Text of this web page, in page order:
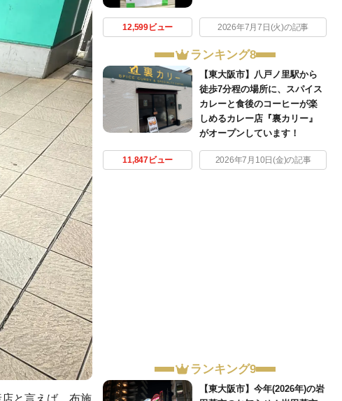
と言えば、布施
12,599ビュー 2026年7月7日(火)の記事
ランキング8
【東大阪市】八戸ノ里駅から
徒歩7分程の場所に、スパイス
カレーと食後のコーヒーが楽
しめるカレー店『裏カリー』
がオープンしています！
11,847ビュー 2026年7月10日(金)の記事
ランキング9
【東大阪市】今年(2026年)の岩